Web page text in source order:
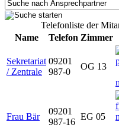
Telefonliste der
Name
Telefon Zimmer
Sekretariat
/ Zentrale
09201
987-0
OG 13
Frau Bär
09201
987-16
EG 05